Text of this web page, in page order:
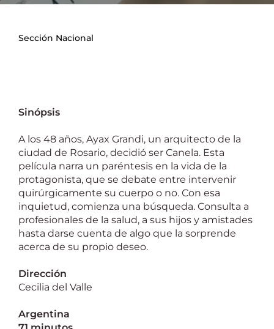
Sección Nacional
Sinópsis
A los 48 años, Ayax Grandi, un arquitecto de la
ciudad de Rosario, decidió ser Canela. Esta
película narra un paréntesis en la vida de la
protagonista, que se debate entre intervenir
quirúrgicamente su cuerpo o no. Con esa
inquietud, comienza una búsqueda. Consulta a
profesionales de la salud, a sus hijos y amistades
hasta darse cuenta de algo que la sorprende
acerca de su propio deseo.
Dirección
Cecilia del Valle
Argentina